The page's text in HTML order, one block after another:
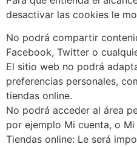
desactivar las cookies le
No podrá compartir
Facebook, Twitter o
El sitio web no podrá
preferencias personales,
tiendas online.
No podrá acceder al área
por ejemplo Mi cuenta, o
Tiendas online: Le será